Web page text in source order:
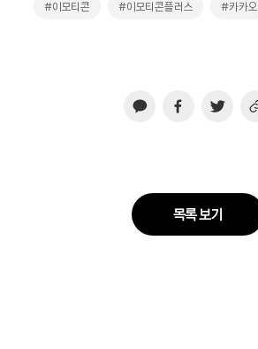
#이모티콘 #이모티콘플러스 #카카오
목록 보기